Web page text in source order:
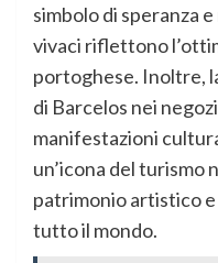
simbolo di speranza
vivaci riflettono
portoghese. Inoltre,
di Barcelos nei
manifestazioni
un’icona del turismo
patrimonio artistico
tutto il mondo.